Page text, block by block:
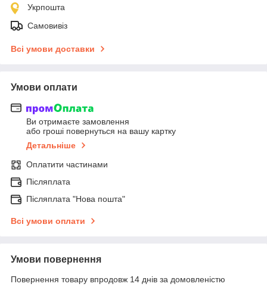
Укрпошта
Самовивіз
Всі умови доставки
Умови оплати
Ви отримаєте замовлення
або гроші повернуться на вашу картку
Детальніше
Оплатити частинами
Післяплата
Післяплата "Нова пошта"
Всі умови оплати
Умови повернення
Повернення товару впродовж 14 днів за домовленістю